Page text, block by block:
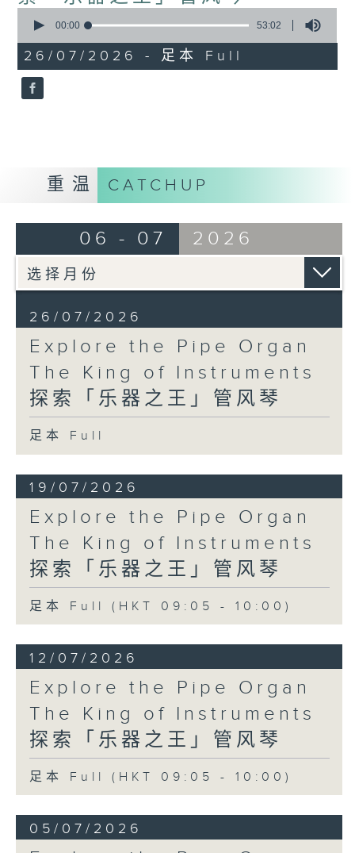
的著名作曲家，呈现横跨六个世纪的经典作品。从早
期巴洛克大师史维灵克（ Jan Pieterszoon
Sweelinck）、谢德曼（Heinrich Scheidemann）及J.
此外，听众还将认识多部在管风琴发展史上具有重要
术。透过林芍彬细腻的讲解，本系列节目将深化你对
管风琴的认识，揭示其历久不衰的传承，以及它对音
乐世界所带来的深远影响。
seconds
53
minutes,
2
seconds
00:00 53:02
26/07/2026 - 足本 Full
重温 CATCHUP
06 - 07 2026
26/07/2026
Explore the Pipe Organ
The King of Instruments
探索「乐器之王」管风琴
足本 Full
19/07/2026
Explore the Pipe Organ
The King of Instruments
探索「乐器之王」管风琴
足本 Full (HKT 09:05 - 10:00)
12/07/2026
Explore the Pipe Organ
The King of Instruments
探索「乐器之王」管风琴
足本 Full (HKT 09:05 - 10:00)
05/07/2026